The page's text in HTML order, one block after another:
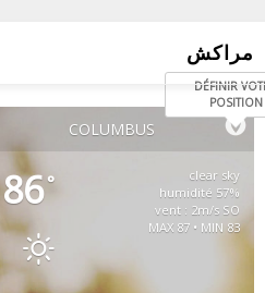
مراكش
COLUMBUS
DÉFINIR
POSITION
86°
clear sky
57% humidité
vent : 2m/s SO
MAX 87 • MIN 83